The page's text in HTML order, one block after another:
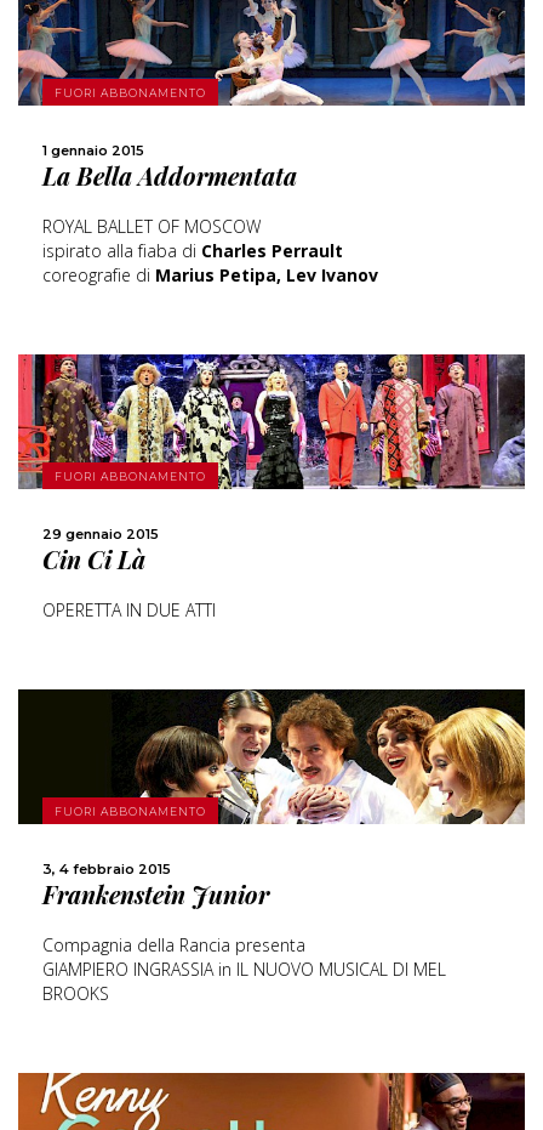
FUORI ABBONAMENTO
1 gennaio 2015
La Bella Addormentata
ROYAL BALLET OF MOSCOW
ispirato alla fiaba di Charles Perrault
coreografie di Marius Petipa, Lev Ivanov
SCOPRI DI PIÙ
FUORI ABBONAMENTO
29 gennaio 2015
Cin Ci Là
OPERETTA IN DUE ATTI
SCOPRI DI PIÙ
FUORI ABBONAMENTO
3, 4 febbraio 2015
Frankenstein Junior
Compagnia della Rancia presenta
GIAMPIERO INGRASSIA in IL NUOVO MUSICAL DI MEL
BROOKS
SCOPRI DI PIÙ
CONDIVIDI